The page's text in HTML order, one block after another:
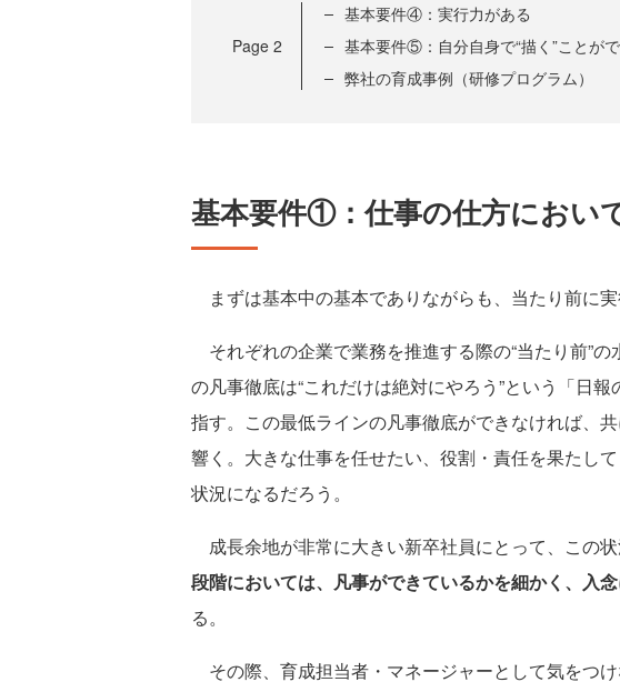
Page 2
基本要件④：実行力がある
基本要件⑤：自分自身で“描く”ことが
弊社の育成事例（研修プログラム）
基本要件①：仕事の仕方におい
まずは基本中の基本でありながらも、当たり前に
それぞれの企業で業務を推進する際の“当たり前”
の凡事徹底は“これだけは絶対にやろう”という「日
指す。この最低ラインの凡事徹底ができなければ、
響く。大きな仕事を任せたい、役割・責任を果たし
状況になるだろう。
成長余地が非常に大きい新卒社員にとって、この状
段階においては、凡事ができているかを細かく、入
る。
その際、育成担当者・マネージャーとして気をつ